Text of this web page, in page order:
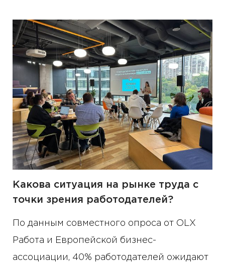
Какова ситуация на рынке труда с
точки зрения работодателей?
По данным совместного опроса от OLX
Работа и Европейской бизнес-
ассоциации, 40% работодателей ожидают